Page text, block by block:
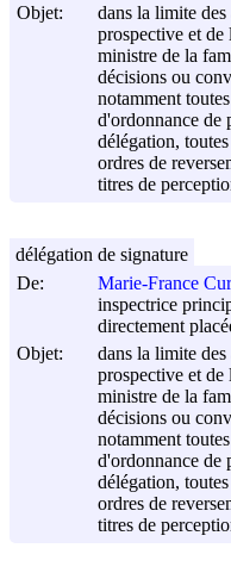
Objet:
dans la limite
prospective et de
ministre de la
décisions ou
notamment
d'ordonnance de
délégation,
ordres de
titres de
De:
Marie-France
inspectrice
directement
Objet:
dans la limite
prospective et de
ministre de la
décisions ou
notamment
d'ordonnance de
délégation,
ordres de
titres de
délégation de signature